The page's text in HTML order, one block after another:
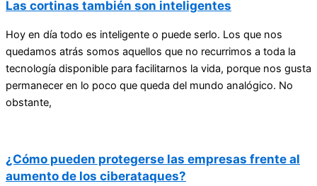
Las cortinas también son inteligentes
Hoy en día todo es inteligente o puede serlo. Los que nos
quedamos atrás somos aquellos que no recurrimos a toda la
tecnología disponible para facilitarnos la vida, porque nos gusta
permanecer en lo poco que queda del mundo analógico. No
obstante,
¿Cómo pueden protegerse las empresas frente al
aumento de los ciberataques?